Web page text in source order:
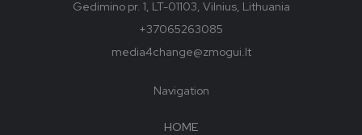
Gedimino pr. 1, LT-01103, Vilnius, Lithuania
+37065263085
media4change@zmogui.lt
Navigation
HOME